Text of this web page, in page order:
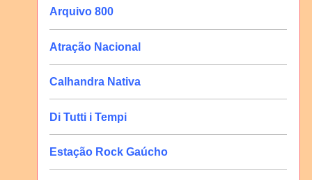
Arquivo 800
Atração Nacional
Calhandra Nativa
Di Tutti i Tempi
Estação Rock Gaúcho